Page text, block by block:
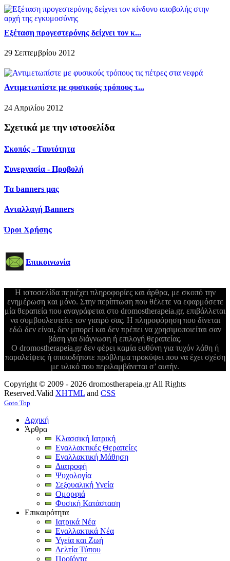
Εξέταση προγεστερόνης δείχνει τον κ...
29 Σεπτεμβρίου 2012
Αντιμετωπίστε με φυσικούς τρόπους τ...
24 Απριλίου 2012
Σχετικά με την ιστοσελίδα
Σκοπός - Ταυτότητα
Συνεργασία - Προβολή
Τα banners μας
Ανταλλαγή Banners
Όροι Χρήσης
Επικοινωνία
Η ιστοσελίδα περιέχει πληροφορίες και άρθρα, με σκοπό την
ενημέρωση και μόνο. Στην περίπτωση που θέλετε να εφαρμόσετε
μία θεραπεία που αναγράφεται στο dromostherapeia.gr, επιβάλλεται
να συμβουλευτείτε τον γιατρό σας. Η πληροφόρηση που δίνεται
εδώ δεν είναι, δεν μπορεί και δεν πρέπει να χρησιμοποιείται σαν
βάση για διάγνωση ή επιλογή θεραπείας.
Ο dromostherapeia.gr δεν φέρει καμία ευθύνη για τυχόν λάθη ή
παραλείψεις ή οποιοδήποτε πρόβλημα προκύψει που να έχει σχέση
με υλικό που περιλαμβάνεται σ’ αυτήν.
Copyright © 2009 - 2026 dromostherapeia.gr All Rights
Reserved.Valid XHTML and CSS
Goto Top
Αρχική
Άρθρα
Κλασσική Ιατρική
Εναλλακτικές Θεραπείες
Εναλλακτική Μάθηση
Διατροφή
Ψυχολογία
Σεξουαλική Υγεία
Ομορφιά
Φυσική Κατάσταση
Επικαιρότητα
Ιατρικά Νέα
Εναλλακτικά Νέα
Υγεία και Ζωή
Δελτία Τύπου
Προϊόντα